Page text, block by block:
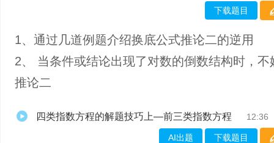
下载题目
1、通过几道例题介绍换底公式推论二的逆用
2、 当条件或结论出现了对数的倒数结构时，不
推论二
四类指数方程的解题技巧上—前三类指数方程 12:36
AI出题 下载题目